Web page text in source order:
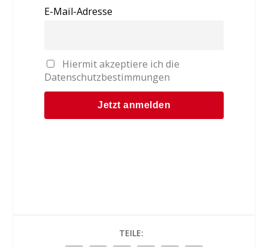
E-Mail-Adresse
Hiermit akzeptiere ich die
Datenschutzbestimmungen
TEILE: